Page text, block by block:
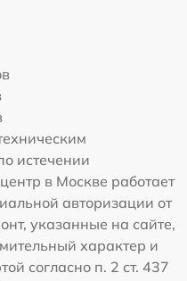
истечении
в Москве работает
авторизации от
указанные на сайте,
характер и
согласно п. 2 ст. 437